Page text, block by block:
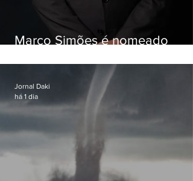
Marco Simões é nomeado
Jornal Daki
há 1 dia